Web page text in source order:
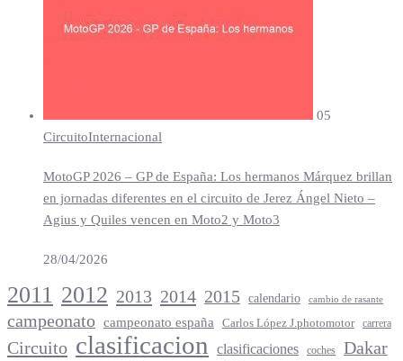
05
CircuitoInternacional
MotoGP 2026 – GP de España: Los hermanos Márquez brillan
en jornadas diferentes en el circuito de Jerez Ángel Nieto –
Agius y Quiles vencen en Moto2 y Moto3
28/04/2026
2011 2012 2013 2014 2015 calendario cambio de rasante
campeonato campeonato españa Carlos López J.photomotor carrera
Circuito clasificacion clasificaciones coches Dakar